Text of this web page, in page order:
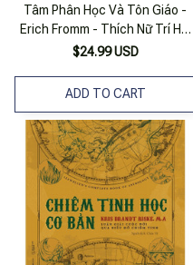
Tâm Phân Học Và Tôn Giáo -
Erich Fromm - Thích Nữ Trí Hải
Dịch - Khai Tâm – Nxb Đà Nẵng
$24.99 USD
ADD TO CART